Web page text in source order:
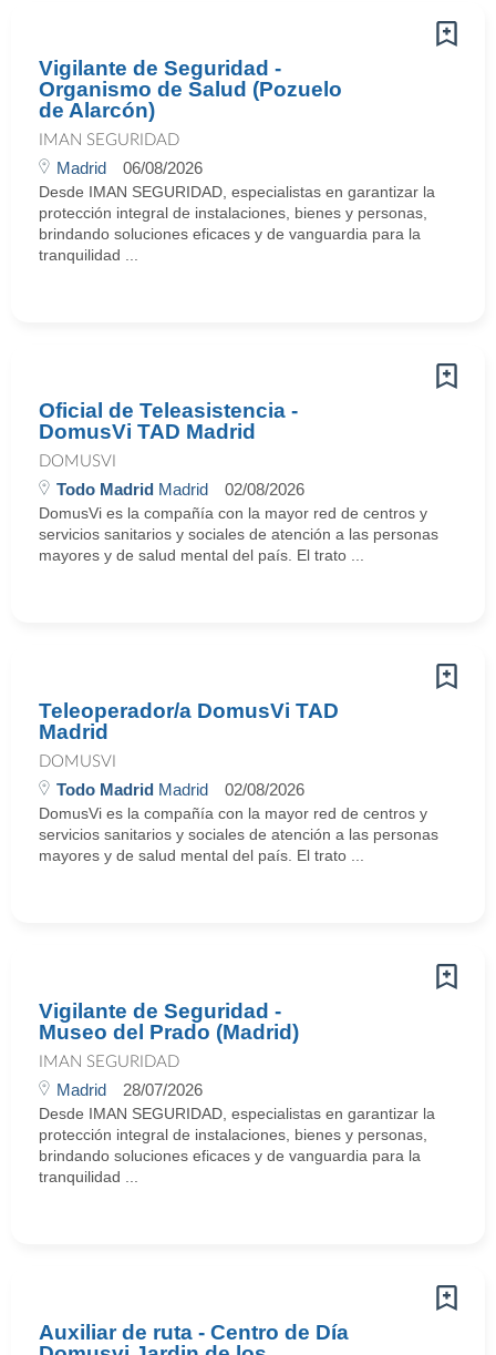
Vigilante de Seguridad -
Organismo de Salud (Pozuelo
de Alarcón)
IMAN SEGURIDAD
Madrid 06/08/2026
Desde IMAN SEGURIDAD, especialistas en garantizar la
protección integral de instalaciones, bienes y personas,
brindando soluciones eficaces y de vanguardia para la
tranquilidad ...
Oficial de Teleasistencia -
DomusVi TAD Madrid
DOMUSVI
Todo Madrid Madrid 02/08/2026
DomusVi es la compañía con la mayor red de centros y
servicios sanitarios y sociales de atención a las personas
mayores y de salud mental del país. El trato ...
Teleoperador/a DomusVi TAD
Madrid
DOMUSVI
Todo Madrid Madrid 02/08/2026
DomusVi es la compañía con la mayor red de centros y
servicios sanitarios y sociales de atención a las personas
mayores y de salud mental del país. El trato ...
Vigilante de Seguridad -
Museo del Prado (Madrid)
IMAN SEGURIDAD
Madrid 28/07/2026
Desde IMAN SEGURIDAD, especialistas en garantizar la
protección integral de instalaciones, bienes y personas,
brindando soluciones eficaces y de vanguardia para la
tranquilidad ...
Auxiliar de ruta - Centro de Día